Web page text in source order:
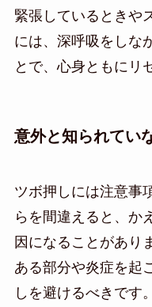
緊張しているときや
には、深呼吸をしな
とで、心身ともにリ
意外と知られてい
ツボ押しには注意事
らを間違えると、か
因になることがあり
ある部分や炎症を起
しを避けるべきです